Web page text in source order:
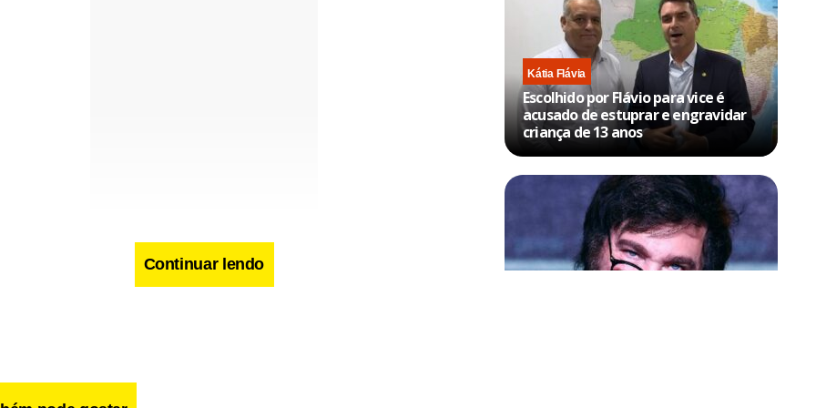
Continuar lendo
Kátia Flávia
Escolhido por Flávio para vice é
acusado de estuprar e engravidar
criança de 13 anos